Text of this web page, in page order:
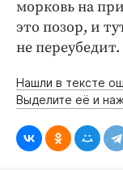
морковь на
это позор, и
не переубедит.
Нашли в тексте
Выделите её и